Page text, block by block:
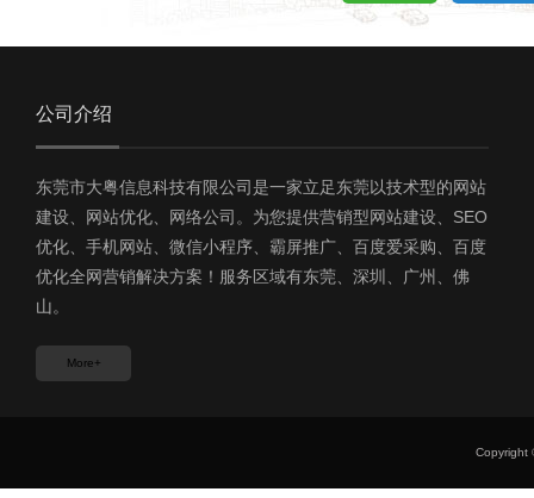
公司介绍
东莞市大粤信息科技有限公司是一家立足东莞以技术型的网站
建设、网站优化、网络公司。为您提供营销型网站建设、SEO
优化、手机网站、微信小程序、霸屏推广、百度爱采购、百度
优化全网营销解决方案！服务区域有东莞、深圳、广州、佛
山。
More+
Copyright